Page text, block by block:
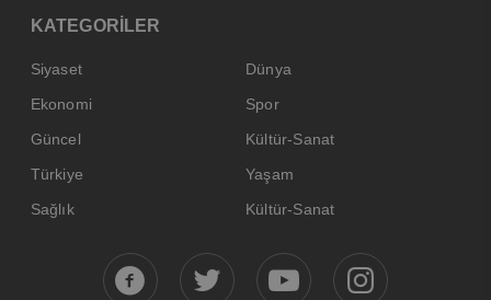
KATEGORİLER
Siyaset
Dünya
Ekonomi
Spor
Güncel
Kültür-Sanat
Türkiye
Yaşam
Sağlık
Kültür-Sanat